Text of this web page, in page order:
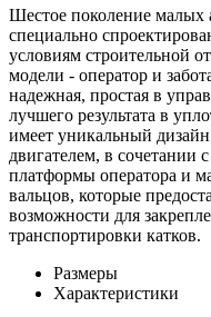
Шестое поколение малых
специально
условиям строительной
модели - оператор и
надежная, простая в
лучшего результата в
имеет уникальный
двигателем, в сочетании
платформы оператора и
вальцов, которые
возможности для
транспортировки катков.
Размеры
Характеристики